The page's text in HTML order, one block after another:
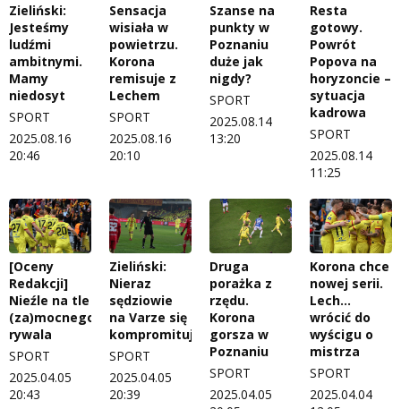
Zieliński:
Jesteśmy
ludźmi
ambitnymi.
Mamy
niedosyt
SPORT
2025.08.16
20:46
Sensacja
wisiała w
powietrzu.
Korona
remisuje z
Lechem
SPORT
2025.08.16
20:10
Szanse na
punkty w
Poznaniu
duże jak
nigdy?
SPORT
2025.08.14
13:20
Resta
gotowy.
Powrót
Popova na
horyzoncie –
sytuacja
kadrowa
SPORT
2025.08.14
11:25
[Oceny
Redakcji]
Nieźle na tle
(za)mocnego
rywala
SPORT
2025.04.05
20:43
Zieliński:
Nieraz
sędziowie
na Varze się
kompromitują
SPORT
2025.04.05
20:39
Druga
porażka z
rzędu.
Korona
gorsza w
Poznaniu
SPORT
2025.04.05
Korona chce
nowej serii.
Lech...
wrócić do
wyścigu o
mistrza
SPORT
2025.04.04